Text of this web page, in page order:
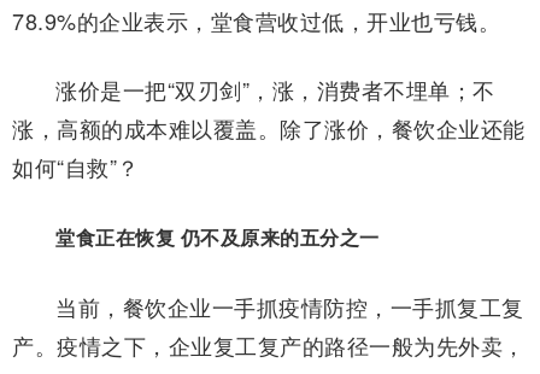
78.9%的企业表示，堂食营收过低，开业也亏钱。
涨价是一把“双刃剑”，涨，消费者不埋单；不
涨，高额的成本难以覆盖。除了涨价，餐饮企业还能
如何“自救”？
堂食正在恢复 仍不及原来的五分之一
当前，餐饮企业一手抓疫情防控，一手抓复工复
产。疫情之下，企业复工复产的路径一般为先外卖，